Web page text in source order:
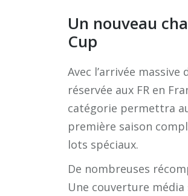
Un nouveau
Cup
Avec l’arrivée
réservée aux FR en
catégorie permettra
première saison
lots spéciaux.
De nombreuses
Une couverture média